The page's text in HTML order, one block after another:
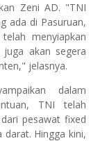
Zeni AD. "TNI
ada di Pasuruan,
menyiapkan
akan segera
jelasnya.
dalam
TNI telah
pesawat fixed
Hingga kini,